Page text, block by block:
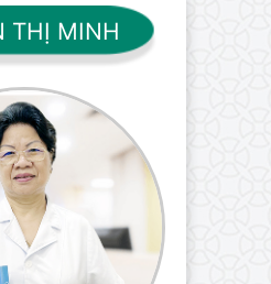
THỊ MINH